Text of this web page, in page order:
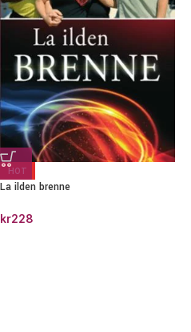
HOT
La ilden brenne
kr228